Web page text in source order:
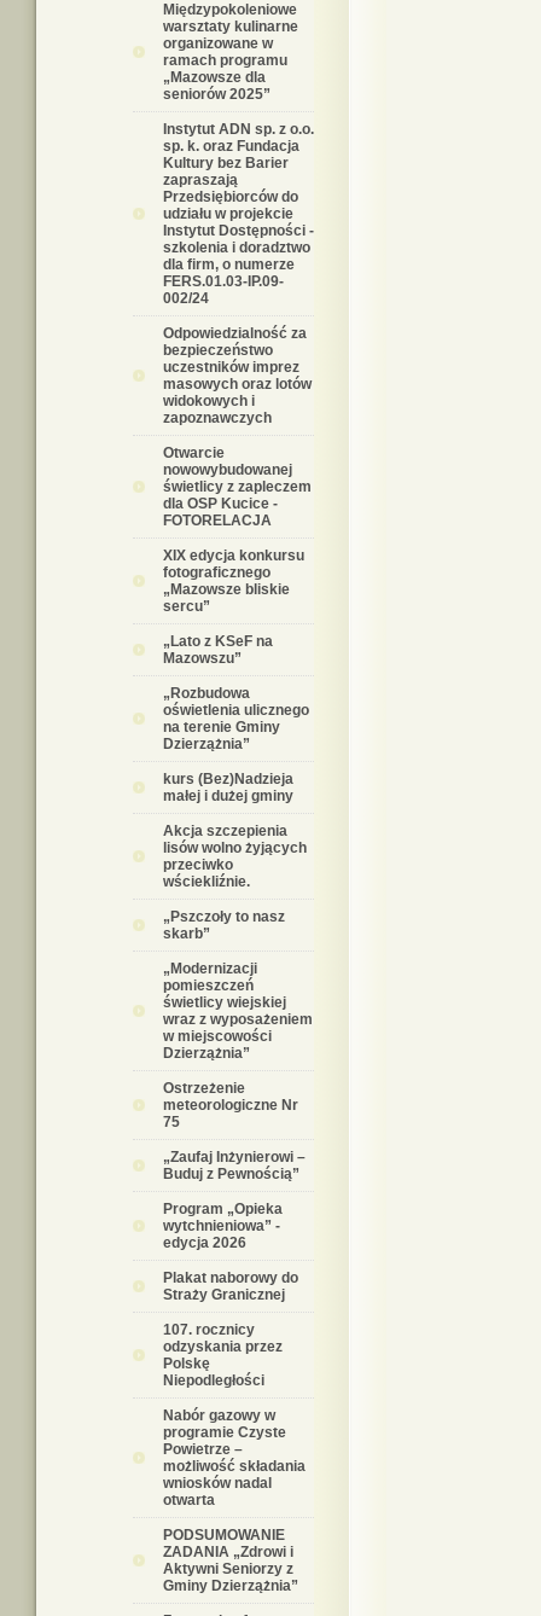
Międzypokoleniowe
warsztaty kulinarne
organizowane w
ramach programu
„Mazowsze dla
seniorów 2025”
Instytut ADN sp. z o.o.
sp. k. oraz Fundacja
Kultury bez Barier
zapraszają
Przedsiębiorców do
udziału w projekcie
Instytut Dostępności -
szkolenia i doradztwo
dla firm, o numerze
FERS.01.03-IP.09-
002/24
Odpowiedzialność za
bezpieczeństwo
uczestników imprez
masowych oraz lotów
widokowych i
zapoznawczych
Otwarcie
nowowybudowanej
świetlicy z zapleczem
dla OSP Kucice -
FOTORELACJA
XIX edycja konkursu
fotograficznego
„Mazowsze bliskie
sercu”
„Lato z KSeF na
Mazowszu”
„Rozbudowa
oświetlenia ulicznego
na terenie Gminy
Dzierzążnia”
kurs (Bez)Nadzieja
małej i dużej gminy
Akcja szczepienia
lisów wolno żyjących
przeciwko
wściekliźnie.
„Pszczoły to nasz
skarb”
„Modernizacji
pomieszczeń
świetlicy wiejskiej
wraz z wyposażeniem
w miejscowości
Dzierzążnia”
Ostrzeżenie
meteorologiczne Nr
75
„Zaufaj Inżynierowi –
Buduj z Pewnością”
Program „Opieka
wytchnieniowa” -
edycja 2026
Plakat naborowy do
Straży Granicznej
107. rocznicy
odzyskania przez
Polskę
Niepodległości
Nabór gazowy w
programie Czyste
Powietrze –
możliwość składania
wniosków nadal
otwarta
PODSUMOWANIE
ZADANIA „Zdrowi i
Aktywni Seniorzy z
Gminy Dzierzążnia”